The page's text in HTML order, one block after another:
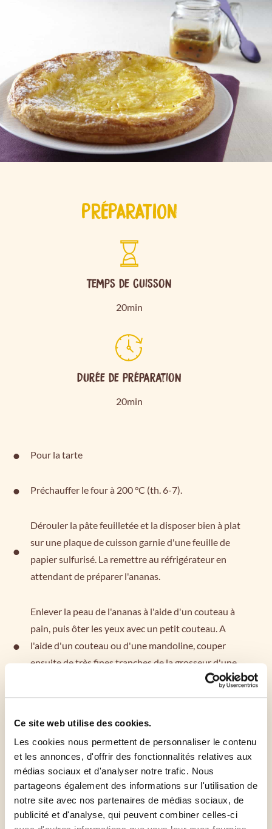
Ce site web utilise des cookies.
Les cookies nous permettent de personnaliser le contenu
et les annonces, d'offrir des fonctionnalités relatives aux
médias sociaux et d'analyser notre trafic. Nous
partageons également des informations sur l'utilisation de
notre site avec nos partenaires de médias sociaux, de
publicité et d'analyse, qui peuvent combiner celles-ci
PRÉPARATION
Temps de cuisson
20min
Durée de préparation
20min
Pour la tarte
Préchauffer le four à 200 °C (th. 6-7).
Dérouler la pâte feuilletée et la disposer bien à plat
sur une plaque de cuisson garnie d'une feuille de
papier sulfurisé. La remettre au réfrigérateur en
attendant de préparer l'ananas.
Enlever la peau de l'ananas à l'aide d'un couteau à
pain, puis ôter les yeux avec un petit couteau. A
l'aide d'un couteau ou d'une mandoline, couper
ensuite de très fines tranches de la grosseur d'une
cassonade, puis enfourner pendant 20 min.
A la sortie du four, saupoudrer la tarte de sucre
glace.